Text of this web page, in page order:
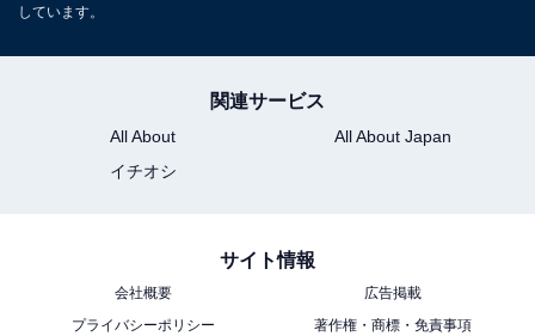
今回の1位は、2016年に放送された『逃げるは恥だが役
に立つ』（TBS系）となりました。
しています。
関連サービス
All About
All About Japan
イチオシ
サイト情報
会社概要
広告掲載
プライバシーポリシー
著作権・商標・免責事項